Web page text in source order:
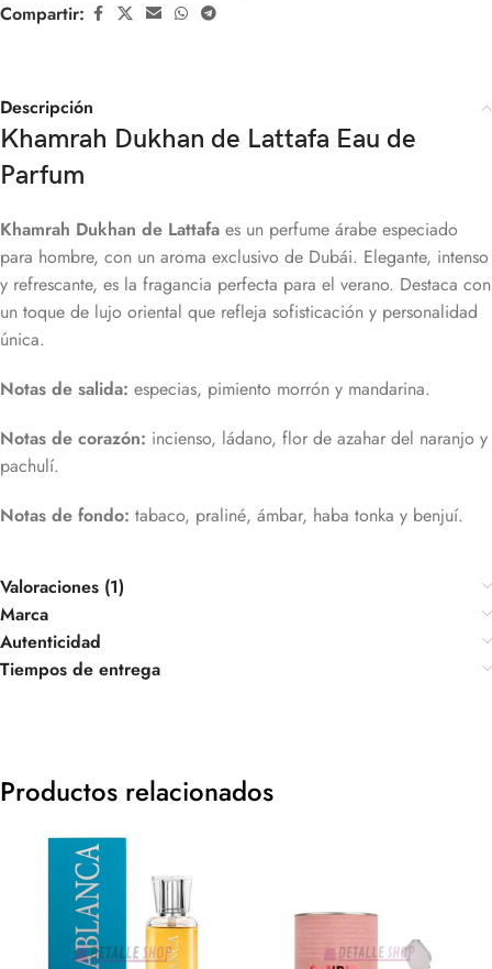
Compartir:
Descripción
Khamrah Dukhan de Lattafa Eau de
Parfum
Khamrah Dukhan de Lattafa es un perfume árabe especiado
para hombre, con un aroma exclusivo de Dubái. Elegante, intenso
y refrescante, es la fragancia perfecta para el verano. Destaca con
un toque de lujo oriental que refleja sofisticación y personalidad
única.
Notas de salida: especias, pimiento morrón y mandarina.
Notas de corazón: incienso, ládano, flor de azahar del naranjo y
pachulí.
Notas de fondo: tabaco, praliné, ámbar, haba tonka y benjuí.
Valoraciones (1)
Marca
Autenticidad
Tiempos de entrega
Productos relacionados